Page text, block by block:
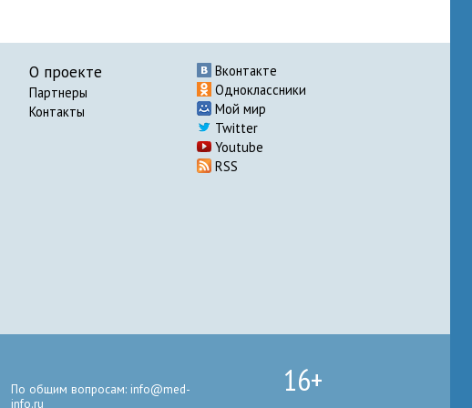
О проекте
Партнеры
Контакты
Вконтакте
Одноклассники
Мой мир
Twitter
Youtube
RSS
По общим вопросам: info@med-
info.ru
16+